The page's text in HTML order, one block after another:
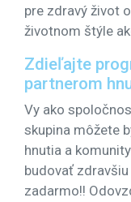
pre zdravý život
životnom štýle
Zdieľajte
partnerom
Vy ako
skupina môžete
hnutia a
budovať
zadarmo!!